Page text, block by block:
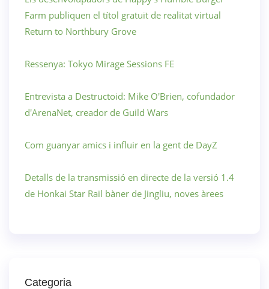
Farm publiquen el títol gratuït de realitat virtual
Return to Northbury Grove
Ressenya: Tokyo Mirage Sessions FE
Entrevista a Destructoid: Mike O'Brien, cofundador
d'ArenaNet, creador de Guild Wars
Com guanyar amics i influir en la gent de DayZ
Detalls de la transmissió en directe de la versió 1.4
de Honkai Star Rail bàner de Jingliu, noves àrees
Categoria